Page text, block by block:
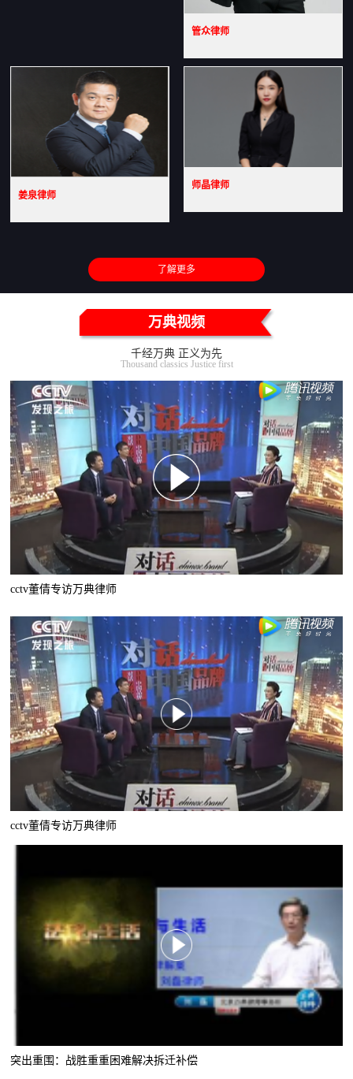
管众律师
姜泉律师
师晶律师
了解更多
万典视频
千经万典 正义为先
Thousand classics Justice first
cctv董倩专访万典律师
cctv董倩专访万典律师
突出重围：战胜重重困难解决拆迁补偿